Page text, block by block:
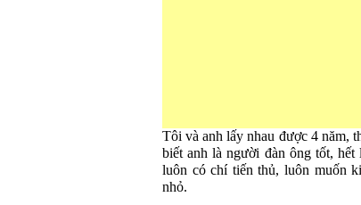
Tôi và anh lấy nhau được 4 năm,
biết anh là người đàn ông tốt,
luôn có chí tiến thủ, luôn muốn
nhỏ.